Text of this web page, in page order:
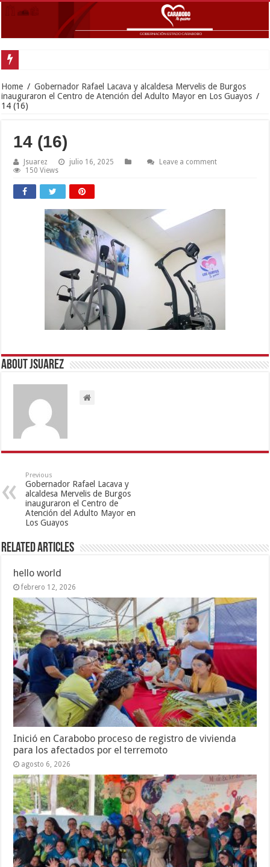
Home / Gobernador Rafael Lacava y alcaldesa Mervelis de Burgos
inauguraron el Centro de Atención del Adulto Mayor en Los Guayos /
14 (16)
14 (16)
Jsuarez julio 16, 2025
Leave a comment
150 Views
About Jsuarez
Previous
Gobernador Rafael Lacava y
alcaldesa Mervelis de Burgos
inauguraron el Centro de
Atención del Adulto Mayor en
Los Guayos
Related Articles
hello world
febrero 12, 2026
Inició en Carabobo proceso de registro de vivienda
para los afectados por el terremoto
agosto 6, 2026